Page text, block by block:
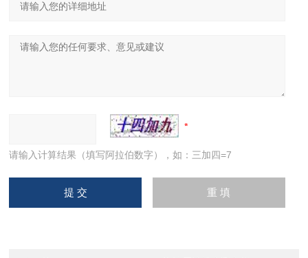
请输入计算结果（填写阿拉伯数字），如：三加四=7